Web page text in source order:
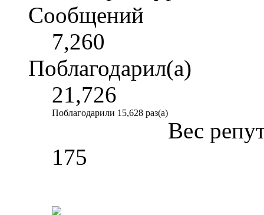
Сообщений
7,260
Поблагодарил(а)
21,726
Поблагодарили 15,628 раз(а)
Вес
175